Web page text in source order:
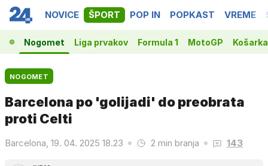
NOVICE ŠPORT POP IN POPKAST VREME
Nogomet Liga prvakov Formula 1 MotoGP Košarka
NOGOMET
Barcelona po 'golijadi' do preobrata
proti Celti
Barcelona, 19. 04. 2025 18.23 2 min branja 143